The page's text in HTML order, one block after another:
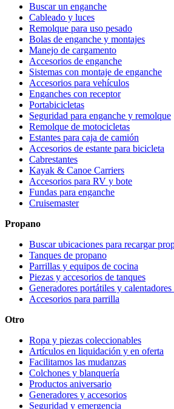
Buscar un enganche
Cableado y luces
Remolque para uso pesado
Bolas de enganche y montajes
Manejo de cargamento
Accesorios de enganche
Sistemas con montaje de enganche
Accesorios para vehículos
Enganches con receptor
Portabicicletas
Seguridad para enganche y remolque
Remolque de motocicletas
Estantes para caja de camión
Accesorios de estante para bicicleta
Cabrestantes
Kayak & Canoe Carriers
Accesorios para RV y bote
Fundas para enganche
Cruisemaster
Propano
Buscar ubicaciones para recargar
Tanques de propano
Parrillas y equipos de cocina
Piezas y accesorios de tanques
Generadores portátiles y
Accesorios para parrilla
Otro
Ropa y piezas coleccionables
Artículos en liquidación y en oferta
Facilitamos las mudanzas
Colchones y blanquería
Productos aniversario
Generadores y accesorios
Seguridad y emergencia